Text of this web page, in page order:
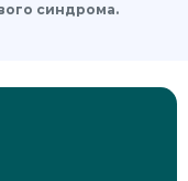
синдрома.